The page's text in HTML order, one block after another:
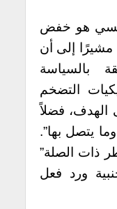
هو خفض
مشيرًا إلى أن
بالسياسة
التضخم
الهدف، فضلاً
يتصل بها”.
ذات الصلة”
ورد فعل